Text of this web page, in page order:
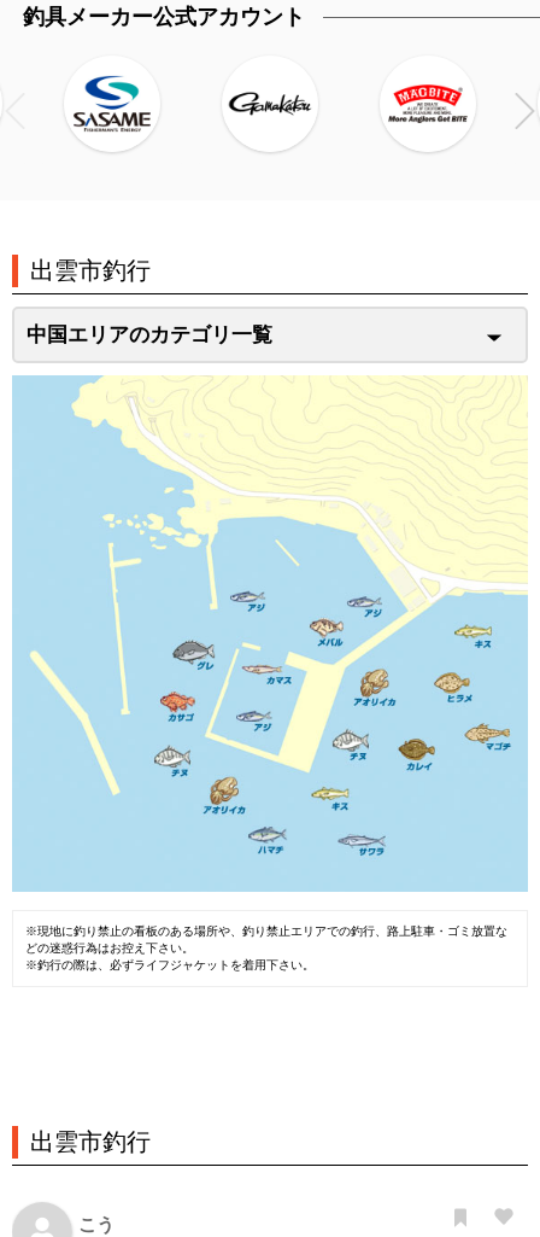
釣具メーカー公式アカウント
出雲市釣行
中国エリアのカテゴリ一覧
※現地に釣り禁止の看板のある場所や、釣り禁止エリアでの釣行、路上駐車・ゴミ放置な
どの迷惑行為はお控え下さい。
※釣行の際は、必ずライフジャケットを着用下さい。
出雲市釣行
こう